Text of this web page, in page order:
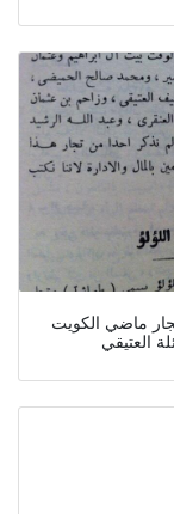
ماضي الكويت
العتيقي